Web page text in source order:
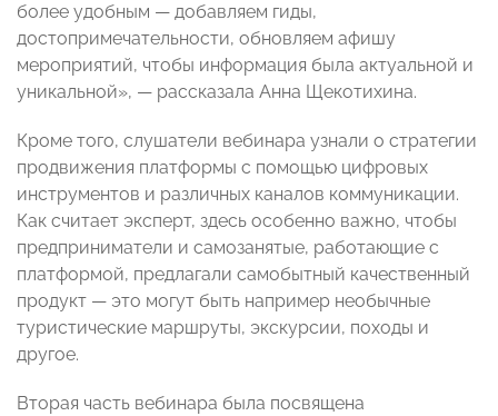
более удобным — добавляем гиды,
достопримечательности, обновляем афишу
мероприятий, чтобы информация была актуальной и
уникальной», — рассказала Анна Щекотихина.
Кроме того, слушатели вебинара узнали о стратегии
продвижения платформы с помощью цифровых
инструментов и различных каналов коммуникации.
Как считает эксперт, здесь особенно важно, чтобы
предприниматели и самозанятые, работающие с
платформой, предлагали самобытный качественный
продукт — это могут быть например необычные
туристические маршруты, экскурсии, походы и
другое.
Вторая часть вебинара была посвящена